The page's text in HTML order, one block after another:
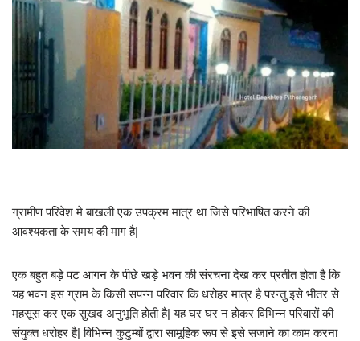
ग्रामीण परिवेश मे बाखली एक उपक्रम मात्र था जिसे परिभाषित करने की
आवश्यकता के समय की माग है|
एक बहुत बड़े पट आगन के पीछे खड़े भवन की संरचना देख कर प्रतीत होता है कि
यह भवन इस ग्राम के किसी सपन्न परिवार कि धरोहर मात्र है परन्तु इसे भीतर से
महसूस कर एक सुखद अनुभूति होती है| यह घर घर न होकर विभिन्न परिवारों की
संयुक्त धरोहर है| विभिन्न कुटुम्बों द्वारा सामूहिक रूप से इसे सजाने का काम करना